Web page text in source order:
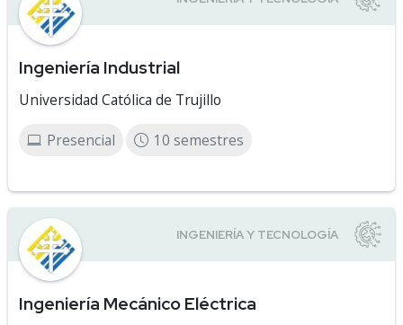
Ingeniería Industrial
Universidad Católica de Trujillo
Presencial 10 semestres
Ingeniería Mecánico Eléctrica